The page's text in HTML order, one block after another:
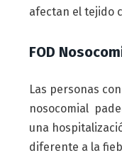
afectan el tejido
FOD
Las personas
nosocomial
una
diferente a la